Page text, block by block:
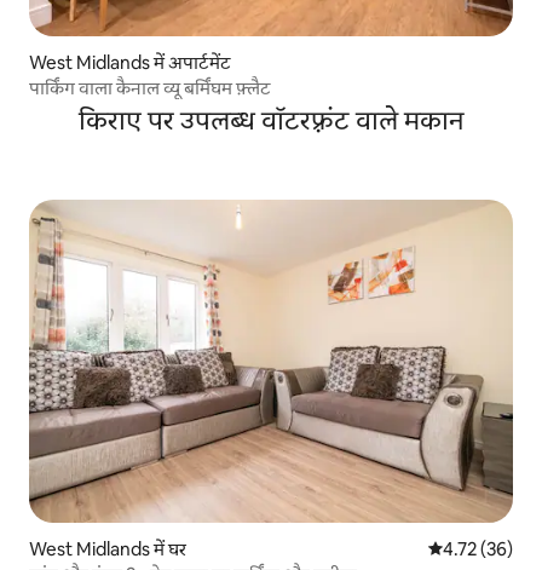
West Midlands में अपार्टमेंट
पार्किंग वाला कैनाल व्यू बर्मिंघम फ़्लैट
किराए पर उपलब्ध वॉटरफ़्रंट वाले मकान
West Midlands में घर औसत रेटिंग 5 में
4.72 (36)